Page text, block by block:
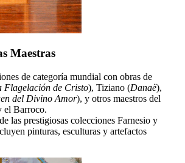
Maestras
de categoría mundial con obras de
Flagelación de Cristo), Tiziano (Danaë),
del Divino Amor), y otros maestros del
el Barroco.
las prestigiosas colecciones Farnesio y
pinturas, esculturas y artefactos